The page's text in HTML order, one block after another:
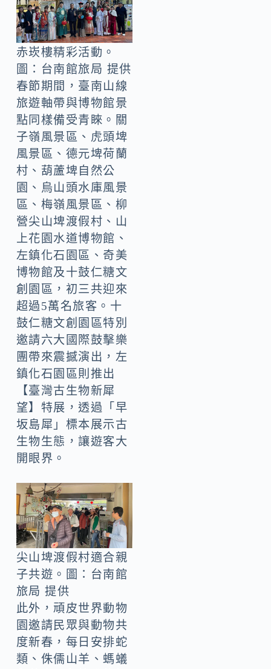
赤崁樓精彩活動。
圖：台南館旅局 提供
春節期間，臺南山線
旅遊軸帶與博物館景
點同樣備受青睞。關
子嶺風景區、虎頭埤
風景區、德元埤荷蘭
村、葫蘆埤自然公
園、烏山頭水庫風景
區、梅嶺風景區、柳
營尖山埤渡假村、山
上花園水道博物館、
左鎮化石園區、奇美
博物館及十鼓仁糖文
創園區，初三共迎來
超過5萬名旅客。十
鼓仁糖文創園區特別
邀請六大國際鼓擊樂
團帶來震撼演出，左
鎮化石園區則推出
【臺灣古生物新犀
望】特展，透過「早
坂島犀」標本展示古
生物生態，讓遊客大
開眼界。
尖山埤渡假村適合親
子共遊。圖：台南館
旅局 提供
此外，頑皮世界動物
園邀請民眾與動物共
度新春，每日安排蛇
類、侏儒山羊、螞蟻